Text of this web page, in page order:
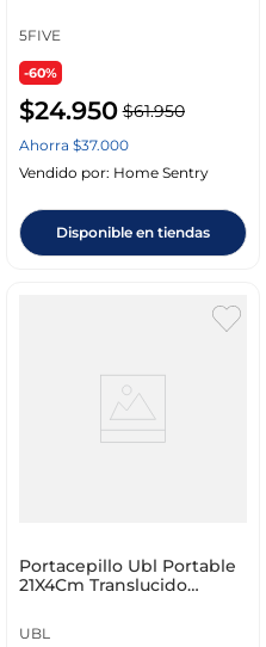
5FIVE
-60%
$24.950 $61.950
Ahorra $37.000
Vendido por: Home Sentry
Disponible en tiendas
Portacepillo Ubl Portable
21X4Cm Translucido
UBL